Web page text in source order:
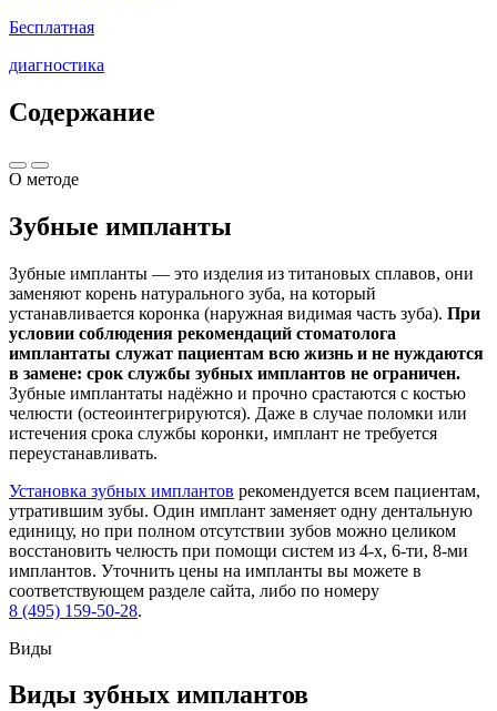
Бесплатная
диагностика
Содержание
О методе
Зубные импланты
Зубные импланты — это изделия из титановых сплавов, они
заменяют корень натурального зуба, на который
устанавливается коронка (наружная видимая часть зуба). При
условии соблюдения рекомендаций стоматолога
имплантаты служат пациентам всю жизнь и не нуждаются
в замене: срок службы зубных имплантов не ограничен.
Зубные имплантаты надёжно и прочно срастаются с костью
челюсти (остеоинтегрируются). Даже в случае поломки или
истечения срока службы коронки, имплант не требуется
переустанавливать.
Установка зубных имплантов рекомендуется всем пациентам,
утратившим зубы. Один имплант заменяет одну дентальную
единицу, но при полном отсутствии зубов можно целиком
восстановить челюсть при помощи систем из 4-х, 6-ти, 8-ми
имплантов. Уточнить цены на импланты вы можете в
соответствующем разделе сайта, либо по номеру
8 (495) 159-50-28.
Виды
Виды зубных имплантов